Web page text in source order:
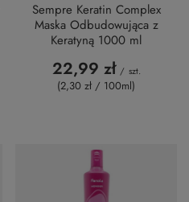
Sempre Keratin Complex
Maska Odbudowująca z
Keratyną 1000 ml
22,99 zł / szt.
(2,30 zł / 100ml)